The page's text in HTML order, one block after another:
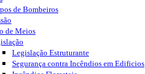
de Bombeiros
de Meios
Legislação Estruturante
Segurança contra Incêndios em Edificios